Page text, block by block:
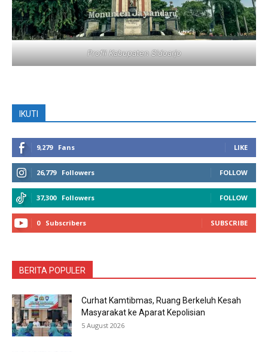
Profil Kabupaten Sidoarjo
IKUTI
9,279 Fans LIKE
26,779 Followers FOLLOW
37,300 Followers FOLLOW
0 Subscribers SUBSCRIBE
BERITA POPULER
Curhat Kamtibmas, Ruang Berkeluh Kesah
Masyarakat ke Aparat Kepolisian
5 August 2026